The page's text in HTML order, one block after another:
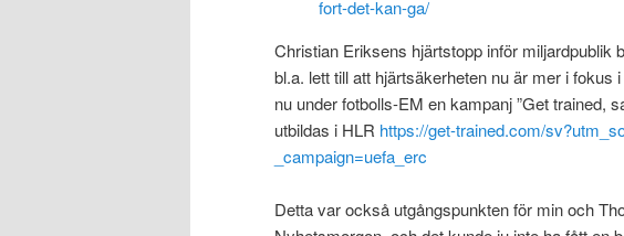
fort-det-kan-ga/
Christian Eriksens hjärtstopp inför miljardpublik
bl.a. lett till att hjärtsäkerheten nu är mer i
nu under fotbolls-EM en kampanj ”Get trained,
utbildas i HLR https://get-trained.com/
_campaign=uefa_erc
Detta var också utgångspunkten för min och